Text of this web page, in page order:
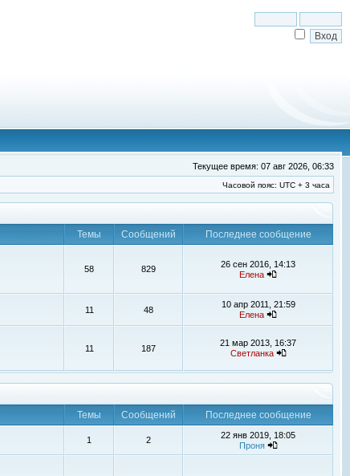
Текущее время: 07 авг 2026, 06:33
Часовой пояс: UTC + 3 часа
Темы Сообщений
Последнее сообщение
58 829
26 сен 2016, 14:13
Елена
11 48
10 апр 2011, 21:59
Елена
11 187
21 мар 2013, 16:37
Светланка
Темы Сообщений Последнее сообщение
1 2
22 янв 2019, 18:05
Проня